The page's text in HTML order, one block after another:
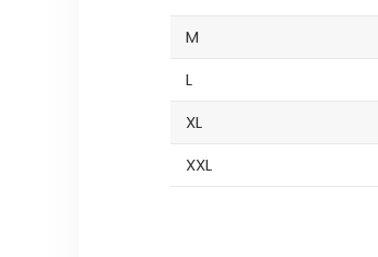
M
L
XL
XXL